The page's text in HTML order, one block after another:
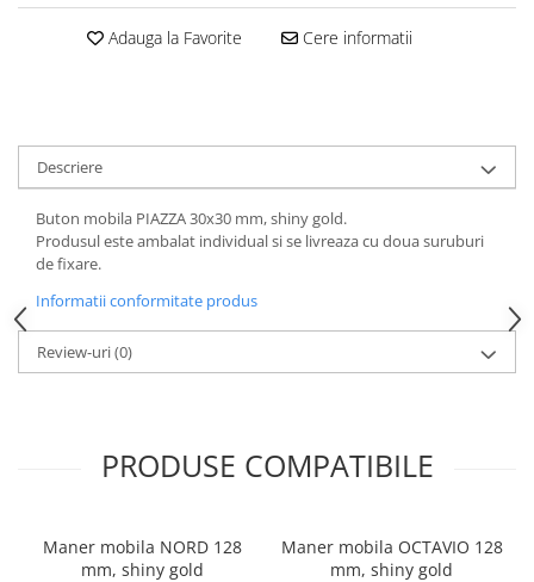
Adauga la Favorite Cere informatii
Descriere
Buton mobila PIAZZA 30x30 mm, shiny gold.
Produsul este ambalat individual si se livreaza cu doua suruburi
de fixare.
Informatii conformitate produs
Review-uri(0)
PRODUSE COMPATIBILE
Maner mobila NORD 128
mm, shiny gold
Maner mobila OCTAVIO 128
mm, shiny gold